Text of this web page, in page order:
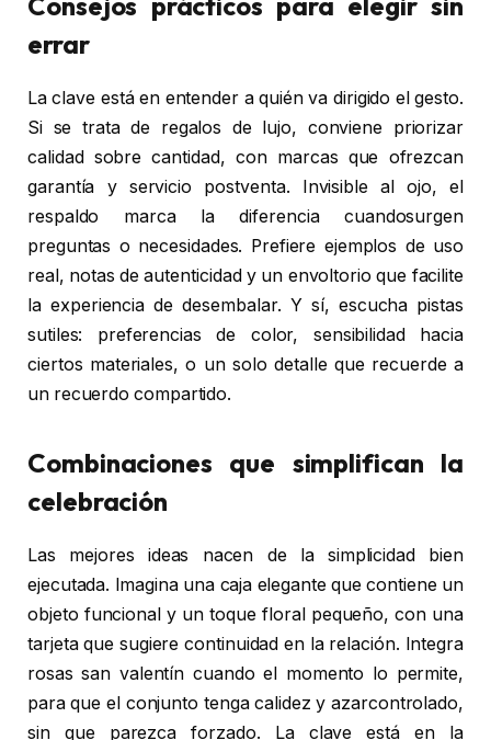
errar
La clave está en entender a quién va dirigido el gesto.
Si se trata de regalos de lujo, conviene priorizar
calidad sobre cantidad, con marcas que ofrezcan
garantía y servicio postventa. Invisible al ojo, el
respaldo marca la diferencia cuandosurgen
preguntas o necesidades. Prefiere ejemplos de uso
real, notas de autenticidad y un envoltorio que facilite
la experiencia de desembalar. Y sí, escucha pistas
sutiles: preferencias de color, sensibilidad hacia
ciertos materiales, o un solo detalle que recuerde a
un recuerdo compartido.
Combinaciones que simplifican la
celebración
Las mejores ideas nacen de la simplicidad bien
ejecutada. Imagina una caja elegante que contiene un
objeto funcional y un toque floral pequeño, con una
tarjeta que sugiere continuidad en la relación. Integra
rosas san valentín cuando el momento lo permite,
para que el conjunto tenga calidez y azarcontrolado,
sin que parezca forzado. La clave está en la